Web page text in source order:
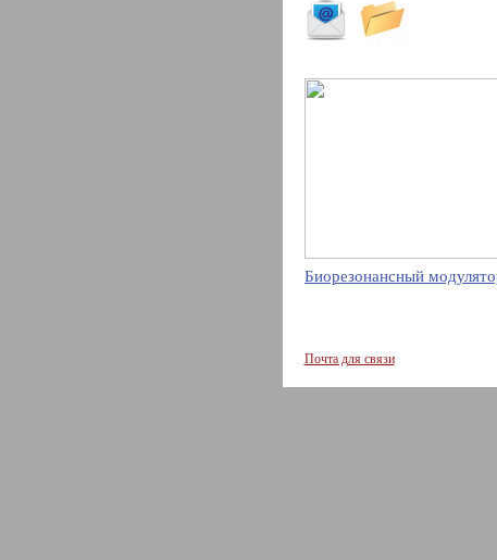
Биорезонансный
Почта для связи